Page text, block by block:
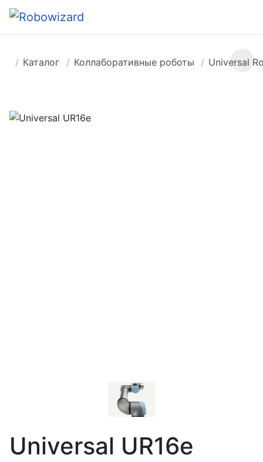
Каталог Коллаборативные роботы Universal
Universal UR16e